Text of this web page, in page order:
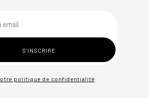
politique de confidentialité